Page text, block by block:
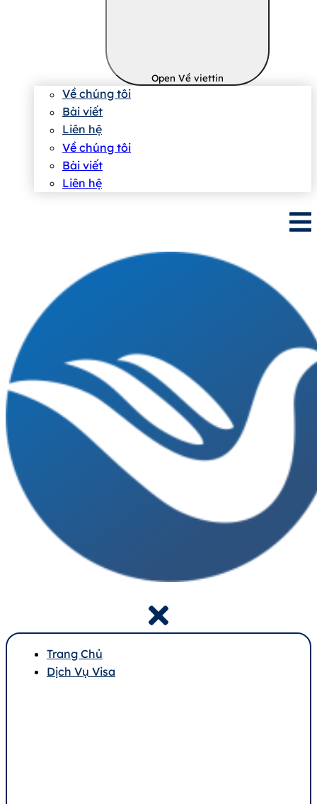
Open Về viettin
Về chúng tôi
Bài viết
Liên hệ
Về chúng tôi
Bài viết
Liên hệ
Trang Chủ
Dịch Vụ Visa